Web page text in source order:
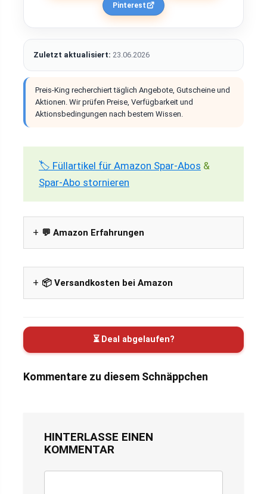
Pinterest
Zuletzt aktualisiert: 23.06.2026
Preis-King recherchiert täglich Angebote, Gutscheine und
Aktionen. Wir prüfen Preise, Verfügbarkeit und
Aktionsbedingungen nach bestem Wissen.
🏷️ Füllartikel für Amazon Spar-Abos &
Spar-Abo stornieren
💬 Amazon Erfahrungen
📦 Versandkosten bei Amazon
⏳ Deal abgelaufen?
Kommentare zu diesem Schnäppchen
HINTERLASSE EINEN
KOMMENTAR